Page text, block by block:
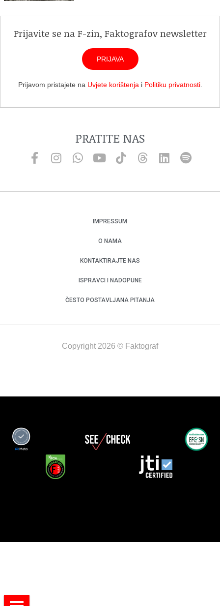
Prijavite se na F-zin, Faktografov newsletter
PRIJAVA
Prijavom pristajete na Uvjete korištenja i Politiku privatnosti.
PRATITE NAS
IMPRESSUM
O NAMA
KONTAKTIRAJTE NAS
ISPRAVCI I NADOPUNE
ČESTO POSTAVLJANA PITANJA
Copyright 2026 © Faktograf